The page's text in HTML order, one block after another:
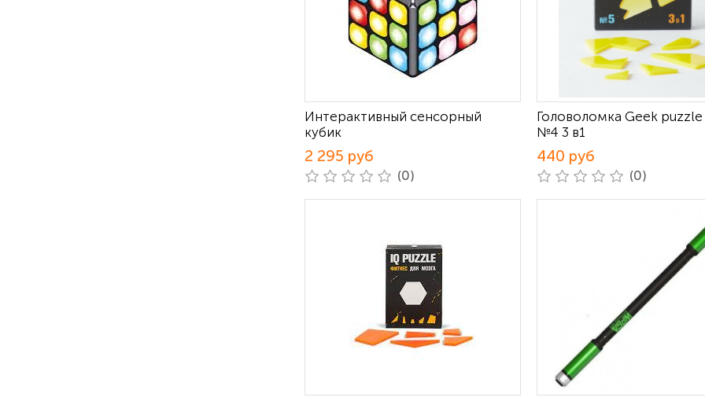
Интерактивный сенсорный
кубик
2 295 руб
(0)
Головоломка Geek
№4 3 в1
440 руб
(0)